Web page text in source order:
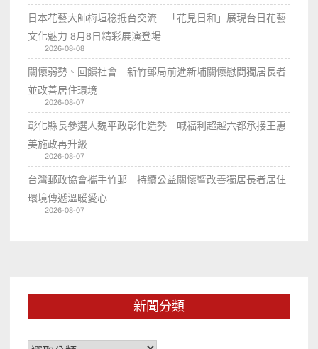
日本花藝大師梅垣稔抵台交流 「花見日和」展現台日花藝
文化魅力 8月8日精彩展演登場
2026-08-08
關懷弱勢、回饋社會 新竹郵局前進新埔關懷慰問獨居長者
並改善居住環境
2026-08-07
彰化縣長參選人魏平政彰化造勢 喊福利超越六都承接王惠
美施政再升級
2026-08-07
台灣郵政協會攜手竹郵 持續公益關懷暨改善獨居長者居住
環境傳遞溫暖愛心
2026-08-07
新聞分類